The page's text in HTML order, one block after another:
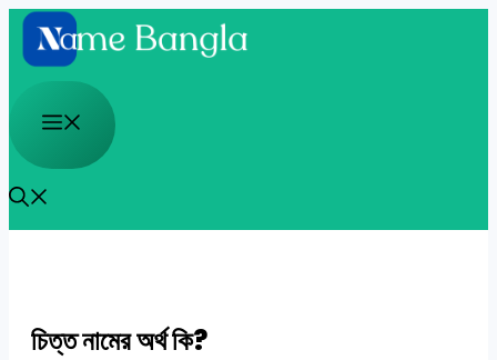
Skip
to
content
Menu
চিত্ত নামের অর্থ কি?